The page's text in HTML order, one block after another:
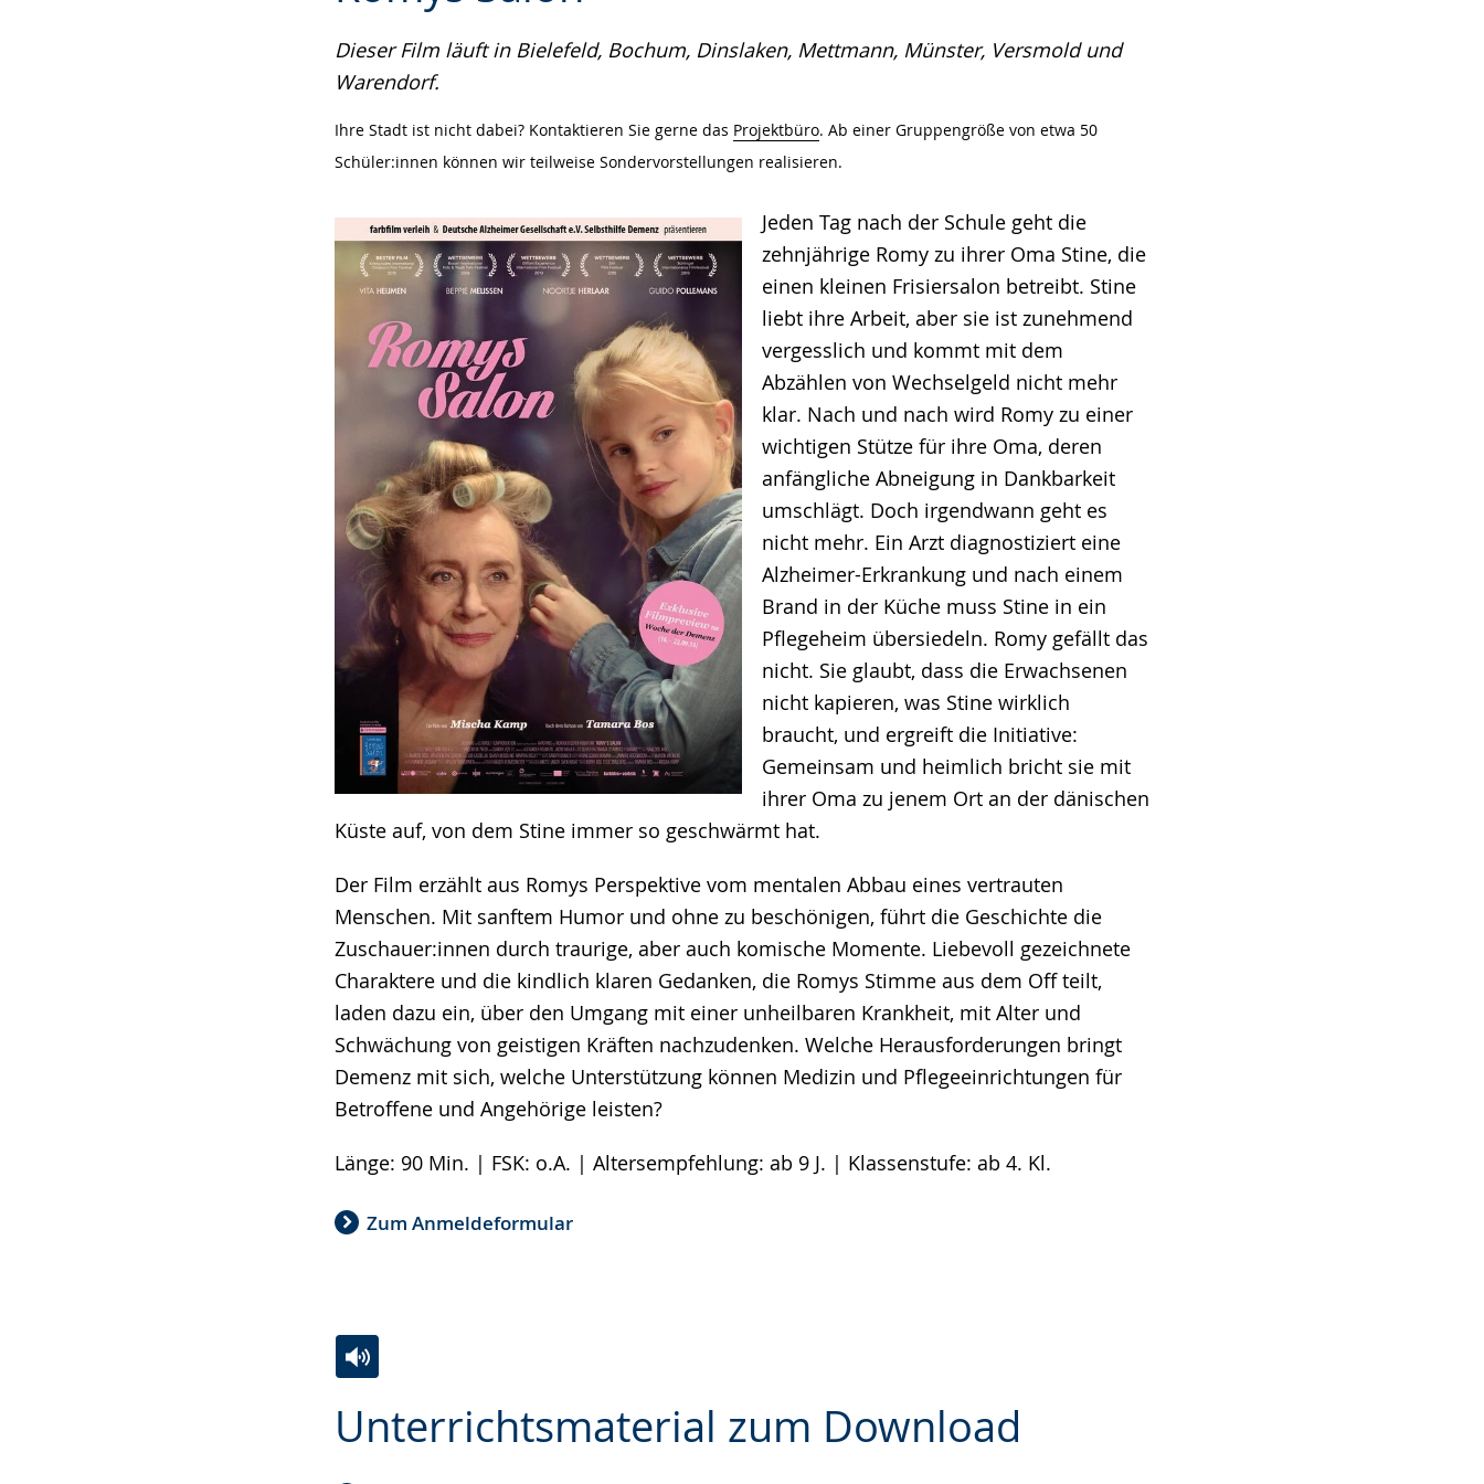
Dieser Film läuft in Bielefeld, Bochum, Dinslaken, Mettmann, Münster, Versmold und
Warendorf.
Ihre Stadt ist nicht dabei? Kontaktieren Sie gerne das Projektbüro. Ab einer Gruppengröße von etwa 50
Schüler:innen können wir teilweise Sondervorstellungen realisieren.
Jeden Tag nach der Schule geht die
zehnjährige Romy zu ihrer Oma Stine, die
einen kleinen Frisiersalon betreibt. Stine
liebt ihre Arbeit, aber sie ist zunehmend
vergesslich und kommt mit dem
Abzählen von Wechselgeld nicht mehr
klar. Nach und nach wird Romy zu einer
wichtigen Stütze für ihre Oma, deren
anfängliche Abneigung in Dankbarkeit
umschlägt. Doch irgendwann geht es
nicht mehr. Ein Arzt diagnostiziert eine
Alzheimer-Erkrankung und nach einem
Brand in der Küche muss Stine in ein
Pflegeheim übersiedeln. Romy gefällt das
nicht. Sie glaubt, dass die Erwachsenen
nicht kapieren, was Stine wirklich
braucht, und ergreift die Initiative:
Gemeinsam und heimlich bricht sie mit
ihrer Oma zu jenem Ort an der dänischen
Küste auf, von dem Stine immer so geschwärmt hat.
Der Film erzählt aus Romys Perspektive vom mentalen Abbau eines vertrauten
Menschen. Mit sanftem Humor und ohne zu beschönigen, führt die Geschichte die
Zuschauer:innen durch traurige, aber auch komische Momente. Liebevoll gezeichnete
Charaktere und die kindlich klaren Gedanken, die Romys Stimme aus dem Off teilt,
laden dazu ein, über den Umgang mit einer unheilbaren Krankheit, mit Alter und
Schwächung von geistigen Kräften nachzudenken. Welche Herausforderungen bringt
Demenz mit sich, welche Unterstützung können Medizin und Pflegeeinrichtungen für
Betroffene und Angehörige leisten?
Länge: 90 Min. | FSK: o.A. | Altersempfehlung: ab 9 J. | Klassenstufe: ab 4. Kl.
Zum Anmeldeformular
wechseln.
Unterstützung.
Deutscher
Gebärdensprache
Unterrichtsmaterial zum Download
Leichten
Audio-
Video